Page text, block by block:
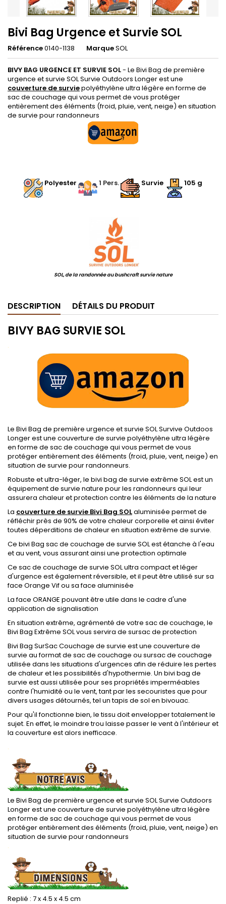
Bivi Bag Urgence et Survie SOL
Référence0140-1138 MarqueSOL
BIVY BAG URGENCE ET SURVIE SOL- Le Bivi Bag de première
urgence et survie SOL Survie Outdoors Longer est une
couverture de surviepolyéthylène ultra légère en forme de
sac de couchage qui vous permet de vous protéger
entièrement des éléments (froid, pluie, vent, neige) en situation
de survie pour randonneurs
Polyester
1 Pers. Survie 105 g
SOL, de la randonnée au bushcraft survie nature
DESCRIPTION DÉTAILS DU PRODUIT
BIVY BAG SURVIE SOL
.
Le Bivi Bag de première urgence et survie SOL Survive Outdoos
Longer est une couverture de survie polyéthylène ultra légère
en forme de sac de couchage qui vous permet de vous
protéger entièrement des éléments (froid, pluie, vent, neige) en
situation de survie pour randonneurs.
Robuste et ultra-léger, le bivi bag de survie extrême SOL est un
équipement de survie nature pour les randonneurs qui leur
assurera chaleur et protection contre les éléments de la nature
La couverture de survie Bivi Bag SOLaluminisée permet de
réfléchir près de 90% de votre chaleur corporelle et ainsi éviter
toutes déperditions de chaleur en situation extrême de survie.
Ce bivi Bag sac de couchage de survie SOL est étanche à l'eau
et au vent, vous assurant ainsi une protection optimale
Ce sac de couchage de survie SOL ultra compact et léger
d'urgence est également réversible, et il peut être utilisé sur sa
face Orange Vif ou sa face aluminisée
La face ORANGE pouvant être utile dans le cadre d'une
application de signalisation
En situation extrême, agrémenté de votre sac de couchage, le
Bivi Bag Extrême SOL vous servira de sursac de protection
Bivi Bag SurSac Couchage de survie est une couverture de
survie au format de sac de couchage ou sursac de couchage
utilisée dans les situations d'urgences afin de réduire les pertes
de chaleur et les possibilités d'hypothermie. Un bivi bag de
survie est aussi utilisée pour ses propriétés imperméables
contre l'humidité ou le vent, tant par les secouristes que pour
divers usages détournés, tel un tapis de sol en bivouac.
Pour qu'il fonctionne bien, le tissu doit envelopper totalement le
sujet. En effet, le moindre trou laisse passer le vent à l'intérieur et
la couverture est alors inefficace.
.
Le Bivi Bag de première urgence et survie SOL Survie Outdoors
Longer est une couverture de survie polyéthylène ultra légère
en forme de sac de couchage qui vous permet de vous
protéger entièrement des éléments (froid, pluie, vent, neige) en
situation de survie pour randonneurs
.
Replié : 7 x 4.5 x 4.5 cm